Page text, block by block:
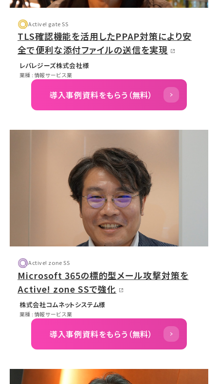
Active! gate SS
TLS確認機能を活用したPPAP対策により安
全で便利な添付ファイルの送信を実現
レバレジーズ株式会社様
業種 : 情報サービス業
導入事例資料をもらう（無料）
Active! zone SS
Microsoft 365の標的型メール攻撃対策を
Active! zone SSで強化
株式会社コムネットシステム様
業種 : 情報サービス業
導入事例資料をもらう（無料）